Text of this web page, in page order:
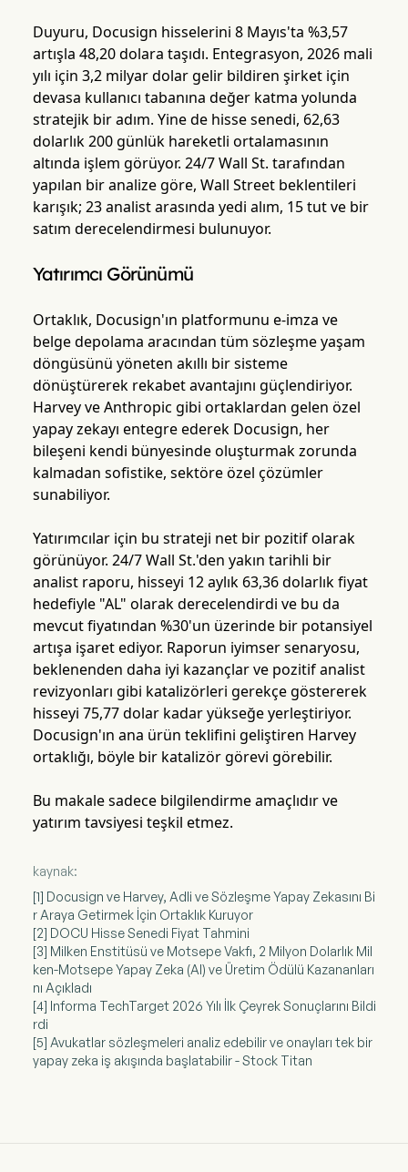
Duyuru, Docusign hisselerini 8 Mayıs'ta %3,57
artışla 48,20 dolara taşıdı. Entegrasyon, 2026 mali
yılı için 3,2 milyar dolar gelir bildiren şirket için
devasa kullanıcı tabanına değer katma yolunda
stratejik bir adım. Yine de hisse senedi, 62,63
dolarlık 200 günlük hareketli ortalamasının
altında işlem görüyor. 24/7 Wall St. tarafından
yapılan bir analize göre, Wall Street beklentileri
karışık; 23 analist arasında yedi alım, 15 tut ve bir
satım derecelendirmesi bulunuyor.
Yatırımcı Görünümü
Ortaklık, Docusign'ın platformunu e-imza ve
belge depolama aracından tüm sözleşme yaşam
döngüsünü yöneten akıllı bir sisteme
dönüştürerek rekabet avantajını güçlendiriyor.
Harvey ve Anthropic gibi ortaklardan gelen özel
yapay zekayı entegre ederek Docusign, her
bileşeni kendi bünyesinde oluşturmak zorunda
kalmadan sofistike, sektöre özel çözümler
sunabiliyor.
Yatırımcılar için bu strateji net bir pozitif olarak
görünüyor. 24/7 Wall St.'den yakın tarihli bir
analist raporu, hisseyi 12 aylık 63,36 dolarlık fiyat
hedefiyle "AL" olarak derecelendirdi ve bu da
mevcut fiyatından %30'un üzerinde bir potansiyel
artışa işaret ediyor. Raporun iyimser senaryosu,
beklenenden daha iyi kazançlar ve pozitif analist
revizyonları gibi katalizörleri gerekçe göstererek
hisseyi 75,77 dolar kadar yükseğe yerleştiriyor.
Docusign'ın ana ürün teklifini geliştiren Harvey
ortaklığı, böyle bir katalizör görevi görebilir.
Bu makale sadece bilgilendirme amaçlıdır ve
yatırım tavsiyesi teşkil etmez.
kaynak:
[1] Docusign ve Harvey, Adli ve Sözleşme Yapay Zekasını Bi
r Araya Getirmek İçin Ortaklık Kuruyor
[2] DOCU Hisse Senedi Fiyat Tahmini
[3] Milken Enstitüsü ve Motsepe Vakfı, 2 Milyon Dolarlık Mil
ken-Motsepe Yapay Zeka (AI) ve Üretim Ödülü Kazananları
nı Açıkladı
[4] Informa TechTarget 2026 Yılı İlk Çeyrek Sonuçlarını Bildi
rdi
[5] Avukatlar sözleşmeleri analiz edebilir ve onayları tek bir
yapay zeka iş akışında başlatabilir - Stock Titan